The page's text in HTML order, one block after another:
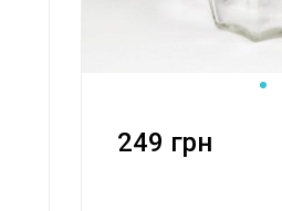
249 грн